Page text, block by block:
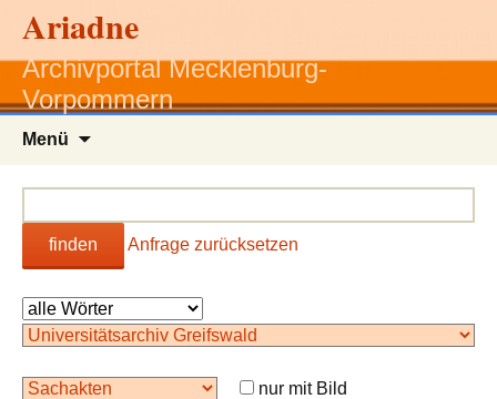
Ariadne
Archivportal Mecklenburg-
Vorpommern
Menü
finden Anfrage zurücksetzen
nur mit Bild